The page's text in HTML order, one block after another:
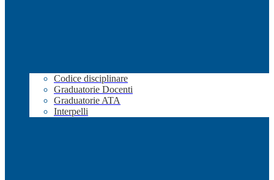
Codice disciplinare
Graduatorie Docenti
Graduatorie ATA
Interpelli